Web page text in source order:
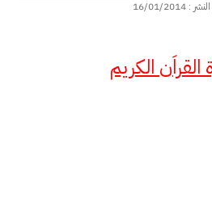
: 16/01/2014
الكريم